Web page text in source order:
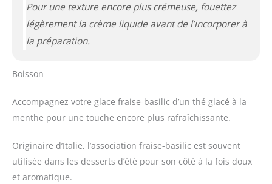
Pour une texture encore plus crémeuse, fouettez
légèrement la crème liquide avant de l’incorporer à
la préparation.
Boisson
Accompagnez votre glace fraise-basilic d’un thé glacé à la
menthe pour une touche encore plus rafraîchissante.
Originaire d’Italie, l’association fraise-basilic est souvent
utilisée dans les desserts d’été pour son côté à la fois doux
et aromatique.